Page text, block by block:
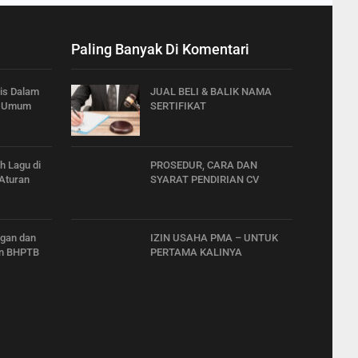
Dalam
Lagu di
dan
BHPTB
Paling Banyak Di Komentari
JUAL BELI & BALIK NAMA
SERTIFIKAT
PROSEDUR, CARA DAN
SYARAT PENDIRIAN CV
IZIN USAHA PMA – UNTUK
PERTAMA KALINYA